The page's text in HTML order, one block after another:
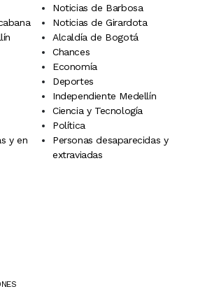
Noticias de Barbosa
Noticias de Girardota
Alcaldía de Bogotá
Chances
Economía
Deportes
Independiente Medellín
Ciencia y Tecnología
Política
y en
Personas desaparecidas y
extraviadas